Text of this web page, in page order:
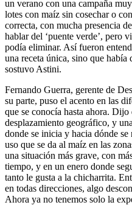
un verano con una campaña
lotes con maíz sin cosechar o
correcta, con mucha presencia
hablar del ‘puente verde’, pero
podía eliminar. Así fueron
una receta única, sino que había
sostuvo Astini.
Fernando Guerra, gerente de
su parte, puso el acento en las
que se conocía hasta ahora.
desplazamiento geográfico, y
donde se inicia y hacia dónde
uso que se da al maíz en las
una situación más grave, con
tiempo, y en un enero donde
tanto le gusta a la chicharrita.
en todas direcciones, algo
Ahora ya no tenemos solo la